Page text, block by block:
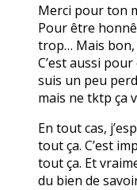
Merci pour ton
Pour être
trop… Mais bon,
C’est aussi
suis un peu
mais ne tktp ça
En tout cas,
tout ça. C’est
tout ça. Et
du bien de